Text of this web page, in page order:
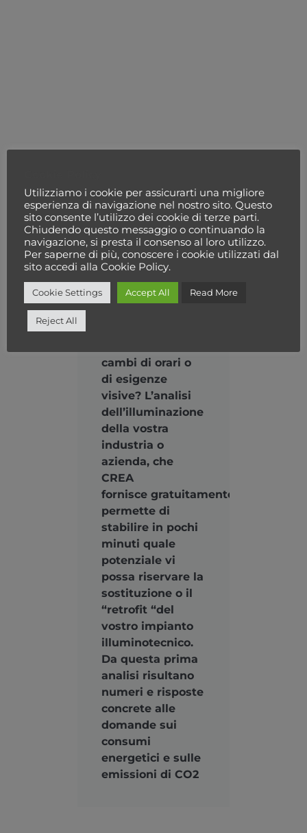
risparmiare? Da
dove arriva il
risparmio? Che
benefici avrei da
un sistema di
comando? Dov’è
che risulta
cambi di orari o
di esigenze
visive? L’analisi
dell’illuminazione
della vostra
industria o
azienda, che
CREA
fornisce gratuitamente vi
permette di
stabilire in pochi
minuti quale
potenziale vi
possa riservare la
sostituzione o il
“retrofit “del
vostro impianto
illuminotecnico.
Da questa prima
analisi risultano
numeri e risposte
concrete alle
domande sui
consumi
energetici e sulle
emissioni di CO2
Utilizziamo i cookie per assicurarti una migliore
esperienza di navigazione nel nostro sito. Questo
sito consente l’utilizzo dei cookie di terze parti.
Chiudendo questo messaggio o continuando la
navigazione, si presta il consenso al loro utilizzo.
Per saperne di più, conoscere i cookie utilizzati dal
sito accedi alla Cookie Policy.
Cookie Settings Accept All Read More
Reject All